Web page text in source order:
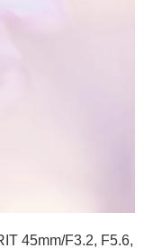
45mm/F3.2, F5.6,